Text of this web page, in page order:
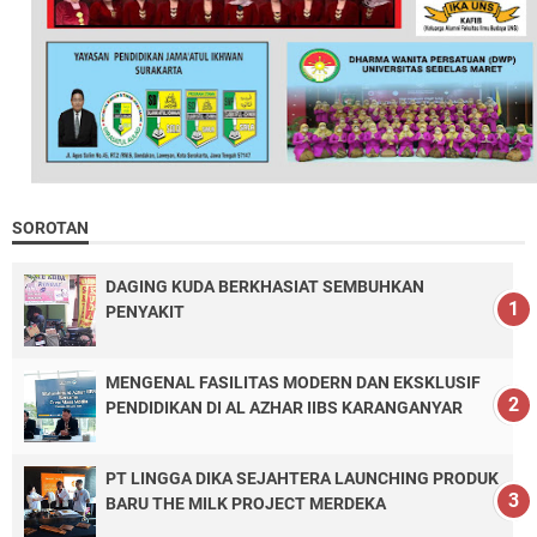
SOROTAN
DAGING KUDA BERKHASIAT SEMBUHKAN
PENYAKIT
MENGENAL FASILITAS MODERN DAN EKSKLUSIF
PENDIDIKAN DI AL AZHAR IIBS KARANGANYAR
PT LINGGA DIKA SEJAHTERA LAUNCHING PRODUK
BARU THE MILK PROJECT MERDEKA